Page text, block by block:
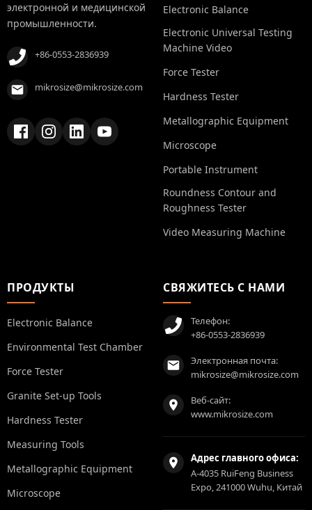
электронной и медицинской
промышленности.
+86-0553-2836939
mikrosize@mikrosize.com
Electronic Balance
Electronic Universal Testing
Machine Video
Force Tester
Hardness Tester
Metallographic Equipment
Microscope
Portable Instrument
Roundness Contour and
Roughness Tester
Video Measuring Machine
ПРОДУКТЫ
Electronic Balance
Environmental Test Chamber
Force Tester
Granite Set-up Tools
Hardness Tester
Measuring Tools
Metallographic Equipment
Microscope
СВЯЖИТЕСЬ С НАМИ
Телефон:
+86-0553-2836939
Электронная почта:
mikrosize@mikrosize.com
Веб-сайт:
www.mikrosize.com
Адрес главного офиса:
A-4035 RuiFeng Business
Expo, 241000 Wuhu, Китай